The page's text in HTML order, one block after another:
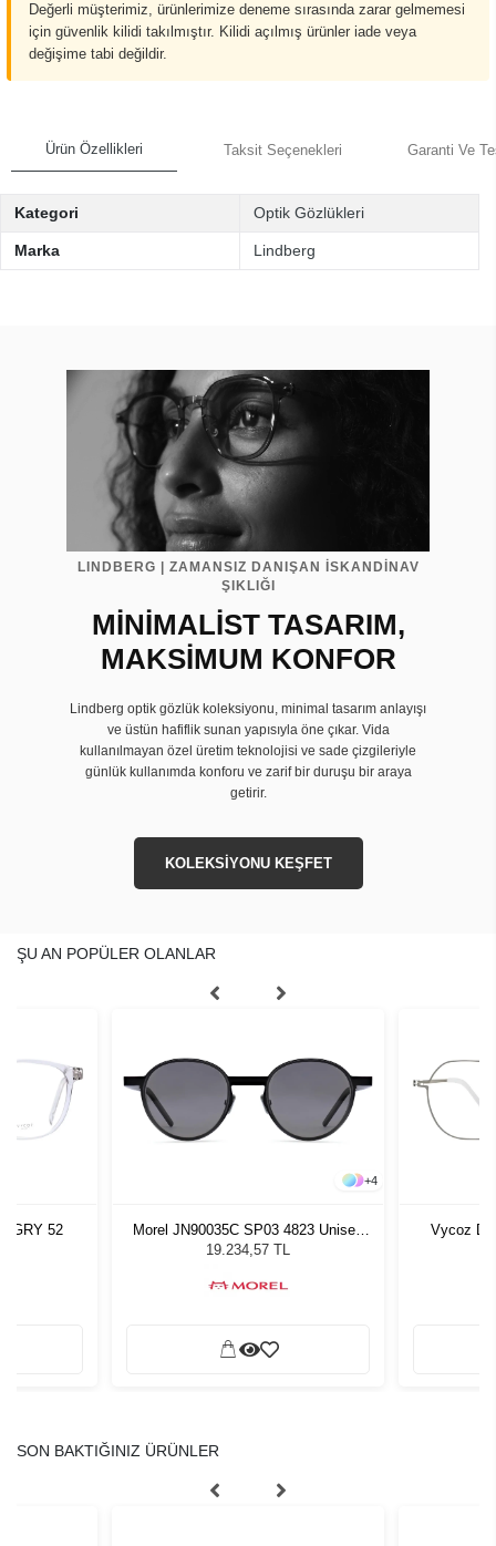
Değerli müşterimiz, ürünlerimize deneme sırasında zarar gelmemesi
için güvenlik kilidi takılmıştır. Kilidi açılmış ürünler iade veya
değişime tabi değildir.
Ürün Özellikleri Taksit Seçenekleri Garanti Ve
Kategori Optik Gözlükleri
Marka Lindberg
LINDBERG | ZAMANSIZ DANIŞAN İSKANDİNAV
ŞIKLIĞI
MİNİMALİST TASARIM,
MAKSİMUM KONFOR
Lindberg optik gözlük koleksiyonu, minimal tasarım anlayışı
ve üstün hafiflik sunan yapısıyla öne çıkar. Vida
kullanılmayan özel üretim teknolojisi ve sade çizgileriyle
günlük kullanımda konforu ve zarif bir duruşu bir araya
getirir.
KOLEKSİYONU KEŞFET
ŞU AN POPÜLER OLANLAR
GRY 52
+4
Morel JN90035C SP03 4823 Unisex
Güneş Gözlüğü
19.234,57 TL
Vycoz
SON BAKTIĞINIZ ÜRÜNLER